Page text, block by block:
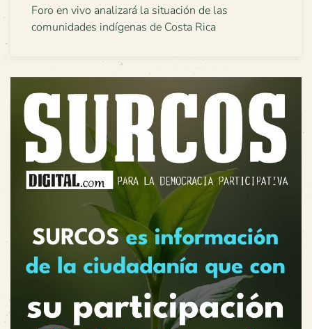
Foro en vivo analizará la situación de las
comunidades indígenas de Costa Rica